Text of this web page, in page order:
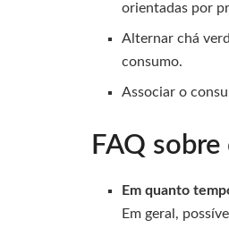
orientadas por
Alternar chá
consumo.
Associar o
FAQ
Em quanto
Em geral,